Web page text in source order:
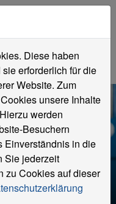
und
Diese haben
erforderlich für die
Website. Zum
unsere Inhalte
werden
Besuchern
Einverständnis in die
Sie jederzeit
zu Cookies auf dieser